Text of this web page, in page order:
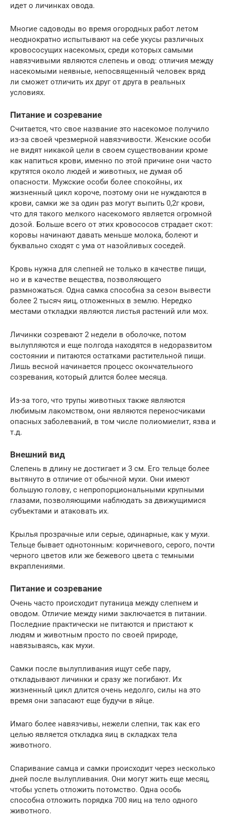
идет о личинках овода.
Многие садоводы во время огородных работ летом
неоднократно испытывают на себе укусы различных
кровососущих насекомых, среди которых самыми
навязчивыми являются слепень и овод: отличия между
насекомыми неявные, непосвященный человек вряд
ли сможет отличить их друг от друга в реальных
условиях.
Питание и созревание
Считается, что свое название это насекомое получило
из-за своей чрезмерной навязчивости. Женские особи
не видят никакой цели в своем существовании кроме
как напиться крови, именно по этой причине они часто
крутятся около людей и животных, не думая об
опасности. Мужские особи более спокойны, их
жизненный цикл короче, поэтому они не нуждаются в
крови, самки же за один раз могут выпить 0,2г крови,
что для такого мелкого насекомого является огромной
дозой. Больше всего от этих кровососов страдает скот:
коровы начинают давать меньше молока, болеют и
буквально сходят с ума от назойливых соседей.
Кровь нужна для слепней не только в качестве пищи,
но и в качестве вещества, позволяющего
размножаться. Одна самка способна за сезон вывести
более 2 тысяч яиц, отложенных в землю. Нередко
местами откладки являются листья растений или мох.
Личинки созревают 2 недели в оболочке, потом
вылупляются и еще полгода находятся в недоразвитом
состоянии и питаются остатками растительной пищи.
Лишь весной начинается процесс окончательного
созревания, который длится более месяца.
Из-за того, что трупы животных также являются
любимым лакомством, они являются переносчиками
опасных заболеваний, в том числе полиомиелит, язва и
т.д.
Внешний вид
Слепень в длину не достигает и 3 см. Его тельце более
вытянуто в отличие от обычной мухи. Они имеют
большую голову, с непропорциональными крупными
глазами, позволяющими наблюдать за движущимися
субъектами и атаковать их.
Крылья прозрачные или серые, одинарные, как у мухи.
Тельце бывает однотонным: коричневого, серого, почти
черного цветов или же бежевого цвета с темными
вкраплениями.
Питание и созревание
Очень часто происходит путаница между слепнем и
оводом. Отличие между ними заключается в питании.
Последние практически не питаются и пристают к
людям и животным просто по своей природе,
навязываясь, как мухи.
Самки после вылупливания ищут себе пару,
откладывают личинки и сразу же погибают. Их
жизненный цикл длится очень недолго, силы на это
время они запасают еще будучи в яйце.
Имаго более навязчивы, нежели слепни, так как его
целью является откладка яиц в складках тела
животного.
Спаривание самца и самки происходит через несколько
дней после вылупливания. Они могут жить еще месяц,
чтобы успеть отложить потомство. Одна особь
способна отложить порядка 700 яиц на тело одного
животного.